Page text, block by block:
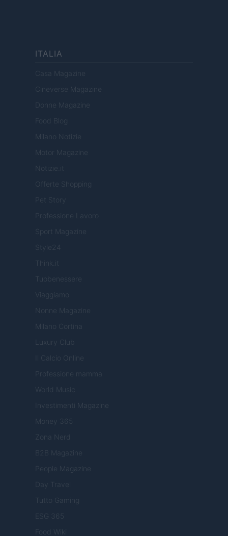
ITALIA
Casa Magazine
Cineverse Magazine
Donne Magazine
Food Blog
Milano Notizie
Motor Magazine
Notizie.it
Offerte Shopping
Pet Story
Professione Lavoro
Sport Magazine
Style24
Think.it
Tuobenessere
Viaggiamo
Nonne Magazine
Milano Cortina
Luxury Club
Il Calcio Online
Professione mamma
World Music
Investimenti Magazine
Money 365
Zona Nerd
B2B Magazine
People Magazine
Day Travel
Tutto Gaming
ESG 365
Food Wiki